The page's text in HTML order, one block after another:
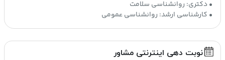
• کارشناسی ارشد: روانشناسی عمومی
نوبت دهی اینترنتی مشاور